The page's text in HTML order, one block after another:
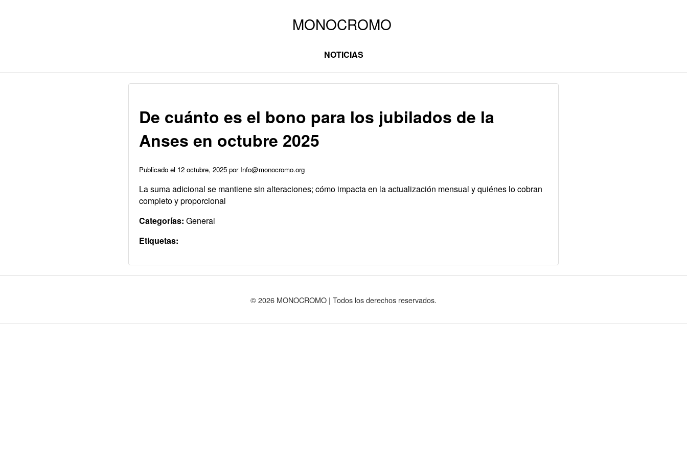
NOTICIAS
De cuánto es el bono para los jubilados de la
Anses en octubre 2025
Publicado el 12 octubre, 2025 por Info@monocromo.org
La suma adicional se mantiene sin alteraciones; cómo impacta en la actualización mensual y quiénes lo cobran
completo y proporcional
Categorías: General
Etiquetas:
© 2026 MONOCROMO | Todos los derechos reservados.